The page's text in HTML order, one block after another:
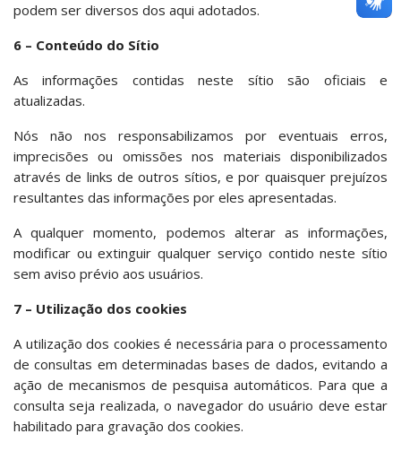
podem ser diversos dos aqui adotados.
6 – Conteúdo do Sítio
As informações contidas neste sítio são oficiais e
atualizadas.
Nós não nos responsabilizamos por eventuais erros,
imprecisões ou omissões nos materiais disponibilizados
através de links de outros sítios, e por quaisquer prejuízos
resultantes das informações por eles apresentadas.
A qualquer momento, podemos alterar as informações,
modificar ou extinguir qualquer serviço contido neste sítio
sem aviso prévio aos usuários.
7 – Utilização dos cookies
A utilização dos cookies é necessária para o processamento
de consultas em determinadas bases de dados, evitando a
ação de mecanismos de pesquisa automáticos. Para que a
consulta seja realizada, o navegador do usuário deve estar
habilitado para gravação dos cookies.